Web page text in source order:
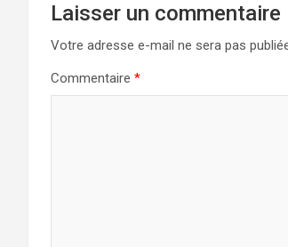
Laisser un commentaire
Votre adresse e-mail ne sera pas
Commentaire *